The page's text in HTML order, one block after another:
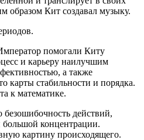
образом Кит создавал музыку.
помогали Киту
и карьеру наилучшим
а также
карты стабильности и порядка.
к математике.
действий,
концентрации.
картину происходящего.